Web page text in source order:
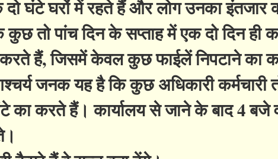
दो घंटे घरों में रहते हैं और लोग उनका इंतजार
कुछ तो पांच दिन के सप्ताह में एक दो दिन ही
हैं, जिसमें केवल कुछ फाईलें निपटाने का
जनक यह है कि कुछ अधिकारी कर्मचारी
का करते हैं। कार्यालय से जाने के बाद 4